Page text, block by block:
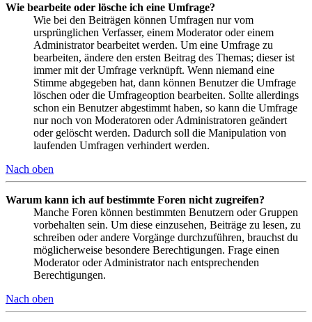
Wie bearbeite oder lösche ich eine Umfrage?
Wie bei den Beiträgen können Umfragen nur vom
ursprünglichen Verfasser, einem Moderator oder einem
Administrator bearbeitet werden. Um eine Umfrage zu
bearbeiten, ändere den ersten Beitrag des Themas; dieser ist
immer mit der Umfrage verknüpft. Wenn niemand eine
Stimme abgegeben hat, dann können Benutzer die Umfrage
löschen oder die Umfrageoption bearbeiten. Sollte allerdings
schon ein Benutzer abgestimmt haben, so kann die Umfrage
nur noch von Moderatoren oder Administratoren geändert
oder gelöscht werden. Dadurch soll die Manipulation von
laufenden Umfragen verhindert werden.
Nach oben
Warum kann ich auf bestimmte Foren nicht zugreifen?
Manche Foren können bestimmten Benutzern oder Gruppen
vorbehalten sein. Um diese einzusehen, Beiträge zu lesen, zu
schreiben oder andere Vorgänge durchzuführen, brauchst du
möglicherweise besondere Berechtigungen. Frage einen
Moderator oder Administrator nach entsprechenden
Berechtigungen.
Nach oben